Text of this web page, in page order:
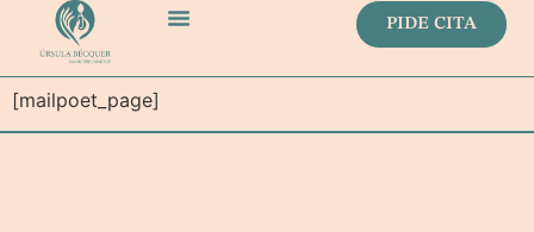
PIDE CITA
Página de MailPoet
[mailpoet_page]